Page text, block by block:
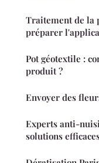
Traitement de la
préparer
Pot géotextile :
produit ?
Envoyer des
Experts anti-
solutions